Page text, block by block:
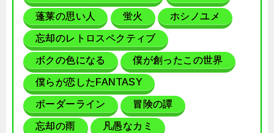
蓬莱の思い人 蛍火 ホシノユメ
忘却のレトロスペクティブ
ボクの色になる 僕が創ったこの世界
僕らが恋したFANTASY
ボーダーライン 冒険の譚
忘却の雨 凡愚なカミ